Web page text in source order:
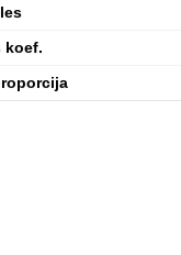
koef.